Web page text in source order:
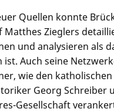
Quellen konnte
Matthes Zieglers
und analysieren als
ist. Auch seine
wie den katholischen
Georg Schreiber
Gesellschaft